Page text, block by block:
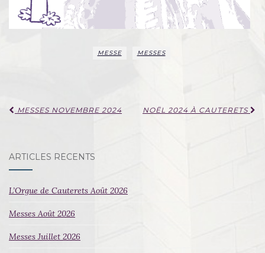
MESSE MESSES
Navigation
MESSES NOVEMBRE 2024 NOËL 2024 À CAUTERETS
ARTICLES RÉCENTS
L’Orgue de Cauterets Août 2026
Messes Août 2026
Messes Juillet 2026